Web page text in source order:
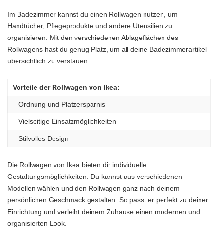
Im Badezimmer kannst du einen Rollwagen nutzen, um
Handtücher, Pflegeprodukte und andere Utensilien zu
organisieren. Mit den verschiedenen Ablageflächen des
Rollwagens hast du genug Platz, um all deine Badezimmerartikel
übersichtlich zu verstauen.
Vorteile der Rollwagen von Ikea:
– Ordnung und Platzersparnis
– Vielseitige Einsatzmöglichkeiten
– Stilvolles Design
Die Rollwagen von Ikea bieten dir individuelle
Gestaltungsmöglichkeiten. Du kannst aus verschiedenen
Modellen wählen und den Rollwagen ganz nach deinem
persönlichen Geschmack gestalten. So passt er perfekt zu deiner
Einrichtung und verleiht deinem Zuhause einen modernen und
organisierten Look.